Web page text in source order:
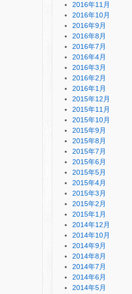
2016年11月
2016年10月
2016年9月
2016年8月
2016年7月
2016年4月
2016年3月
2016年2月
2016年1月
2015年12月
2015年11月
2015年10月
2015年9月
2015年8月
2015年7月
2015年6月
2015年5月
2015年4月
2015年3月
2015年2月
2015年1月
2014年12月
2014年10月
2014年9月
2014年8月
2014年7月
2014年6月
2014年5月